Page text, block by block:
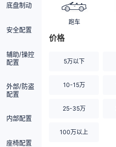
底盘制动
安全配置
辅助/操控
配置
外部/防盗
配置
内部配置
座椅配置
跑车
价格
5万以下
10-15万
25-35万
100万以上